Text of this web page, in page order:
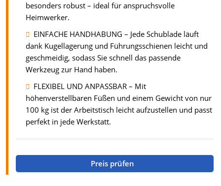
besonders robust – ideal für anspruchsvolle
Heimwerker.
EINFACHE HANDHABUNG – Jede Schublade läuft
dank Kugellagerung und Führungsschienen leicht und
geschmeidig, sodass Sie schnell das passende
Werkzeug zur Hand haben.
FLEXIBEL UND ANPASSBAR – Mit
höhenverstellbaren Füßen und einem Gewicht von nur
100 kg ist der Arbeitstisch leicht aufzustellen und passt
perfekt in jede Werkstatt.
Preis prüfen